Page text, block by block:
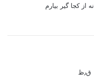
از کجا گیر بیارم